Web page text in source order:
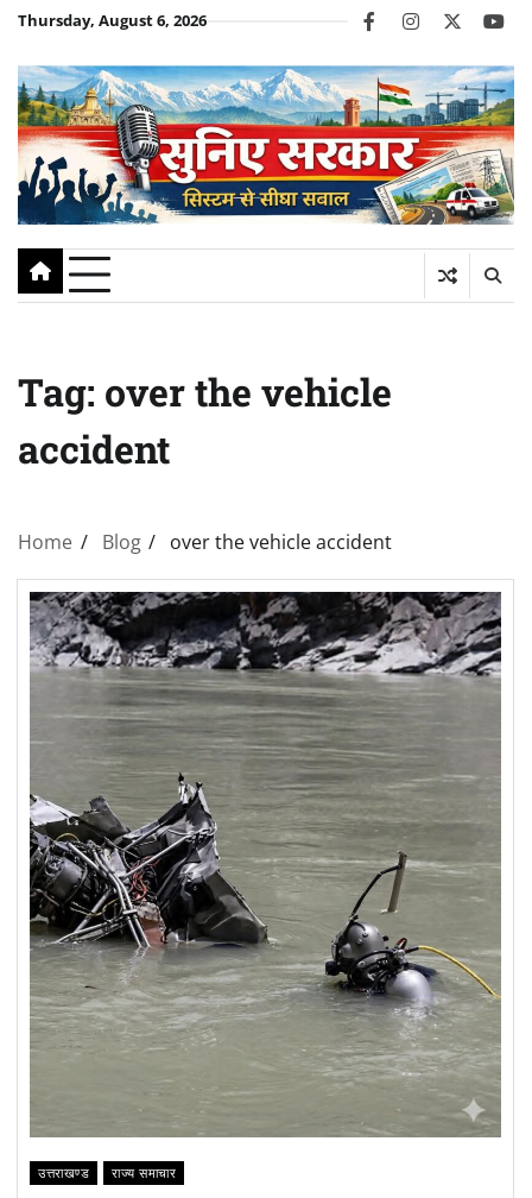
Skip
content
Thursday, August 6, 2026 facebookinstagram
twitter
Tag: over the vehicle
accident
Home Blog over the vehicle accident
उत्तराखण्ड राज्य समाचार